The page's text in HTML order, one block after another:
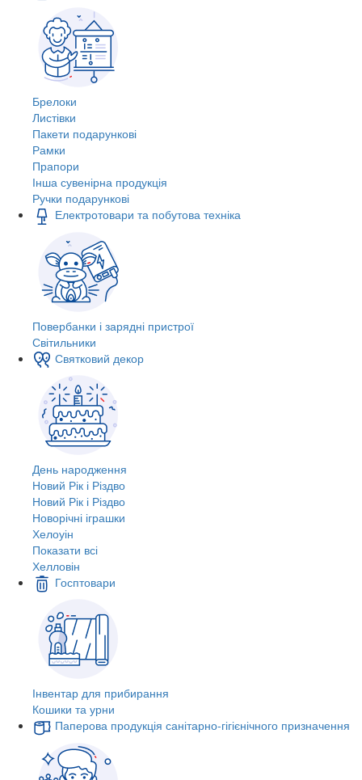
Брелоки
Листівки
Пакети подарункові
Рамки
Прапори
Інша сувенірна продукція
Ручки подарункові
Електротовари та побутова техніка
Повербанки і зарядні пристрої
Світильники
Святковий декор
День народження
Новий Рік і Різдво
Новий Рік і Різдво
Новорічні іграшки
Хелоуін
Показати всі
Хелловін
Госптовари
Інвентар для прибирання
Кошики та урни
Паперова продукція санітарно-гігієнічного призначення